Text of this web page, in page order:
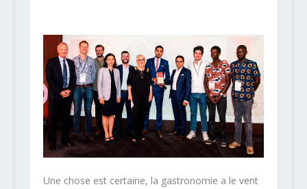
Une chose est certaine, la gastronomie a le vent